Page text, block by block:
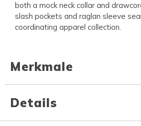
both a mock neck collar and
slash pockets and raglan sleeve
coordinating apparel collection.
Merkmale
Details